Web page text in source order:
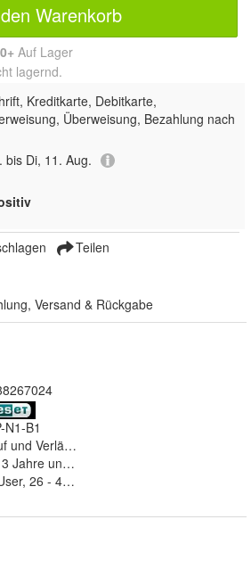
Warenkorb
Auf Lager
lagernd.
Kreditkarte, Debitkarte,
Überweisung, Bezahlung nach
bis Di, 11. Aug.
Teilen
Versand & Rückgabe
N1-B1
Neukauf und Verlängerung
1 Jahr, 3 Jahre und 2 Jahre